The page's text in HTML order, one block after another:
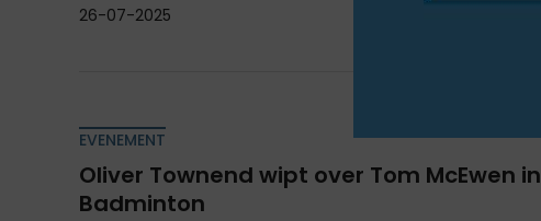
26-07-2025
EVENEMENT
Oliver Townend wipt over Tom McEwen in
Badminton